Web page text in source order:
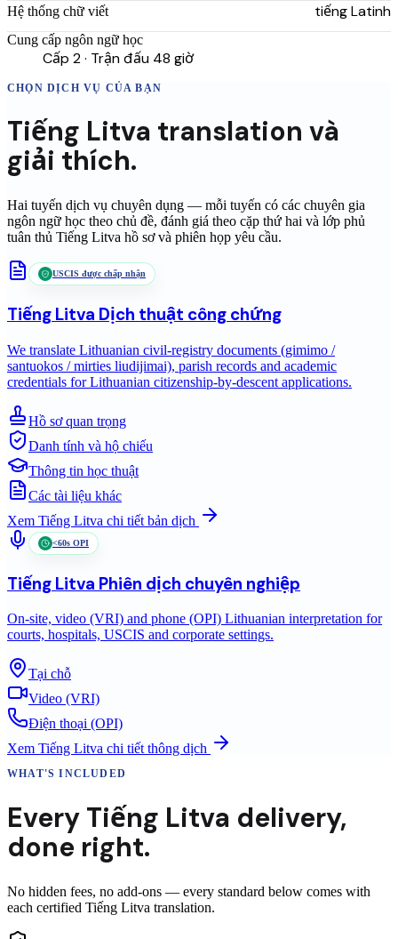
Hệ thống chữ viết tiếng Latinh
Cung cấp ngôn ngữ học
Cấp 2 · Trận đấu 48 giờ
CHỌN DỊCH VỤ CỦA BẠN
Tiếng Litva translation và
giải thích.
Hai tuyến dịch vụ chuyên dụng — mỗi tuyến có các chuyên gia
ngôn ngữ học theo chủ đề, đánh giá theo cặp thứ hai và lớp phủ
tuân thủ Tiếng Litva hồ sơ và phiên họp yêu cầu.
USCIS được chấp nhận
Tiếng Litva Dịch thuật công chứng
We translate Lithuanian civil-registry documents (gimimo /
santuokos / mirties liudijimai), parish records and academic
credentials for Lithuanian citizenship-by-descent applications.
Hồ sơ quan trọng
Danh tính và hộ chiếu
Thông tin học thuật
Các tài liệu khác
Xem Tiếng Litva chi tiết bản dịch
<60s OPI
Tiếng Litva Phiên dịch chuyên nghiệp
On-site, video (VRI) and phone (OPI) Lithuanian interpretation for
courts, hospitals, USCIS and corporate settings.
Tại chỗ
Video (VRI)
Điện thoại (OPI)
Xem Tiếng Litva chi tiết thông dịch
WHAT'S INCLUDED
Every Tiếng Litva delivery,
done right.
No hidden fees, no add-ons — every standard below comes with
each certified Tiếng Litva translation.